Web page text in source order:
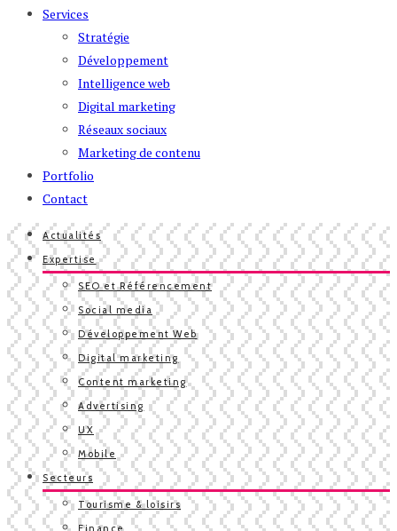
Services
Stratégie
Développement
Intelligence web
Digital marketing
Réseaux sociaux
Marketing de contenu
Portfolio
Contact
Actualités
Expertise
SEO et Référencement
Social media
Développement Web
Digital marketing
Content marketing
Advertising
UX
Mobile
Secteurs
Tourisme & loisirs
Finance